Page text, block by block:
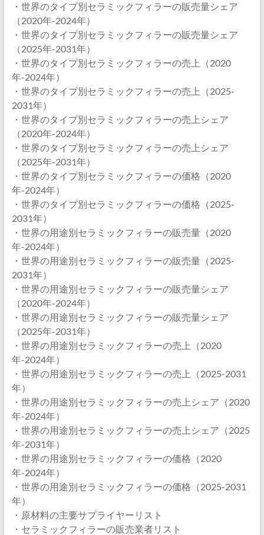
・世界のタイプ別セラミックフィラーの販売量シェア
（2020年-2024年）
・世界のタイプ別セラミックフィラーの販売量シェア
（2025年-2031年）
・世界のタイプ別セラミックフィラーの売上（2020
年-2024年）
・世界のタイプ別セラミックフィラーの売上（2025-
2031年）
・世界のタイプ別セラミックフィラーの売上シェア
（2020年-2024年）
・世界のタイプ別セラミックフィラーの売上シェア
（2025年-2031年）
・世界のタイプ別セラミックフィラーの価格（2020
年-2024年）
・世界のタイプ別セラミックフィラーの価格（2025-
2031年）
・世界の用途別セラミックフィラーの販売量（2020
年-2024年）
・世界の用途別セラミックフィラーの販売量（2025-
2031年）
・世界の用途別セラミックフィラーの販売量シェア
（2020年-2024年）
・世界の用途別セラミックフィラーの販売量シェア
（2025年-2031年）
・世界の用途別セラミックフィラーの売上（2020
年-2024年）
・世界の用途別セラミックフィラーの売上（2025-2031
年）
・世界の用途別セラミックフィラーの売上シェア（2020
年-2024年）
・世界の用途別セラミックフィラーの売上シェア（2025
年-2031年）
・世界の用途別セラミックフィラーの価格（2020
年-2024年）
・世界の用途別セラミックフィラーの価格（2025-2031
年）
・原材料の主要サプライヤーリスト
・セラミックフィラーの販売業者リスト